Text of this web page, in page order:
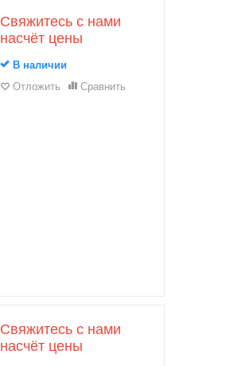
Свяжитесь с нами
насчёт цены
В наличии
Отложить
Сравнить
Свяжитесь с нами
насчёт цены